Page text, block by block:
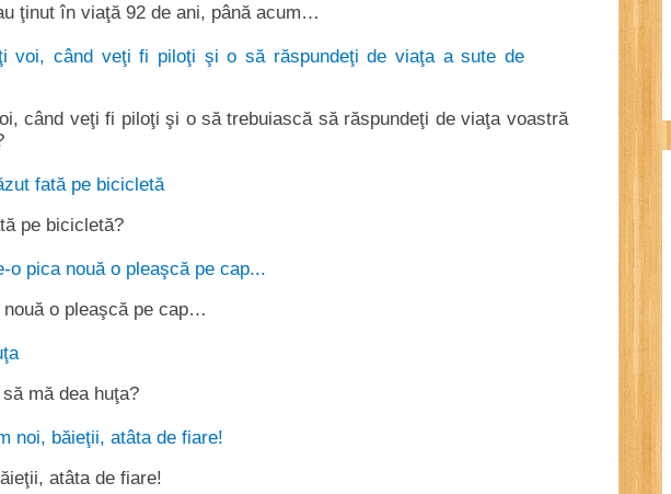
ţinut în viaţă 92 de ani, până acum…
când veţi fi piloţi şi o să trebuiască să răspundeţi de viaţa voastră
pe bicicletă?
o pleaşcă pe cap…
mă dea huţa?
atâta de fiare!